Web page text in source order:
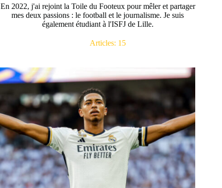
En 2022, j'ai rejoint la Toile du Footeux pour mêler et partager
mes deux passions : le football et le journalisme. Je suis
également étudiant à l'ISFJ de Lille.
Articles: 15